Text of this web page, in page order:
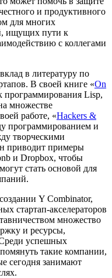
и продуктивного
для многих
ищущих пути к
с коллегами
в литературу по
В своей книге «On
программирования Lisp,
множестве
работе, «Hackers &
программированием и
творческими
приводит примеры
и Dropbox, чтобы
стать основой для
Y Combinator,
стартап-акселераторов
множество
и ресурсы,
успешных
такие компании,
сегодня занимают